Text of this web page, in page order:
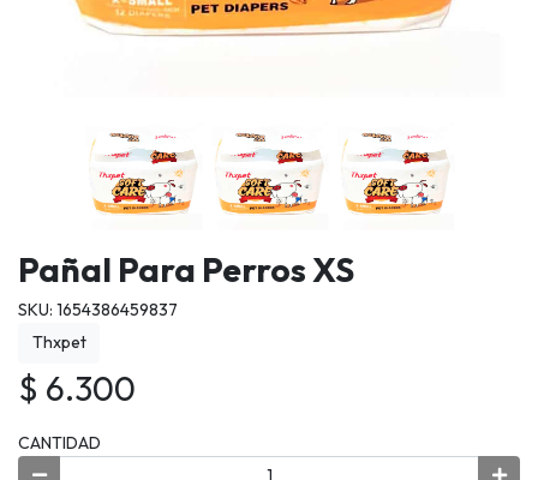
Pañal Para Perros XS
SKU: 1654386459837
Thxpet
$ 6.300
CANTIDAD